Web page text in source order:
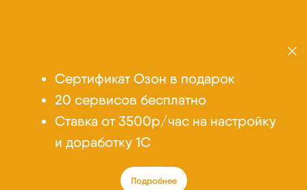
Сертификат Озон в подарок
20 сервисов бесплатно
Cтавка от 3500р/час на настройку
и доработку 1С
Подробнее